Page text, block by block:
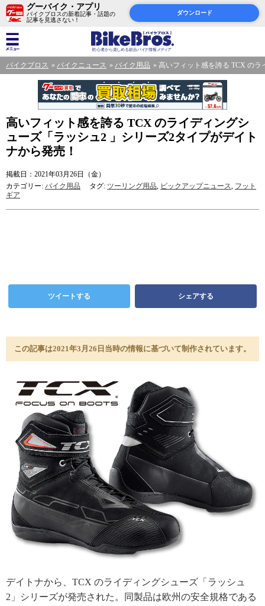
グーバイク・アプリ
バイクブロスの新着記事・話題の
記事を見逃さない！
ダウンロード
バイクブロス バイクニュース バイク用品 高いフィット感を誇る TCX の
高いフィット感を誇る TCX のライディングシ
ューズ「ラッシュ2 」シリーズ2タイプがデイト
ナから発売！
掲載日：2021年03月26日（金）
カテゴリー: バイク用品 タグ: ツーリング用品, ピックアップニュース, フット
ギア
ツイートする シェアする
この記事は2021年3月26日当時の情報に基づいて制作されています。
デイトナから、TCX のライディングシューズ「ラッシュ
2」シリーズが発売された。同製品は欧州の安全規格である